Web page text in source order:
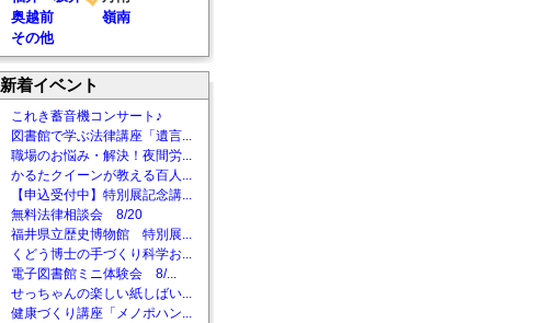
奥越前
嶺南
その他
新着イベント
これき蓄音機コンサート♪
図書館で学ぶ法律講座「遺言...
職場のお悩み・解決！夜間労...
かるたクイーンが教える百人...
【申込受付中】特別展記念講...
無料法律相談会 8/20
福井県立歴史博物館 特別展...
くどう博士の手づくり科学お...
電子図書館ミニ体験会 8/...
せっちゃんの楽しい紙しばい...
健康づくり講座「メノポハン...